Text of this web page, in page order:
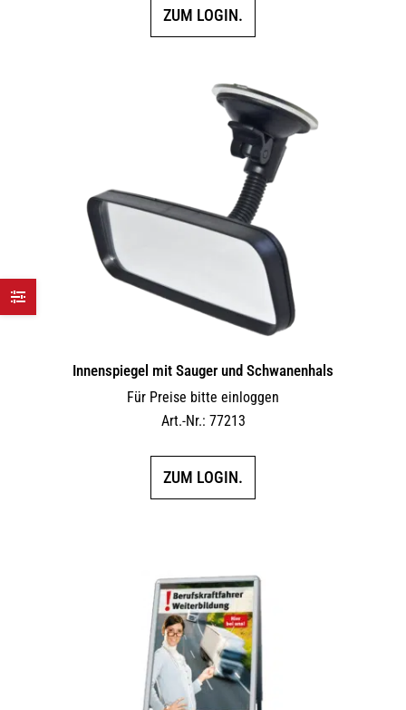
ZUM LOGIN.
Innen­spiegel mit Sauger und Schwanenhals
Für Preise bitte einloggen
Art.-Nr.: 77213
ZUM LOGIN.